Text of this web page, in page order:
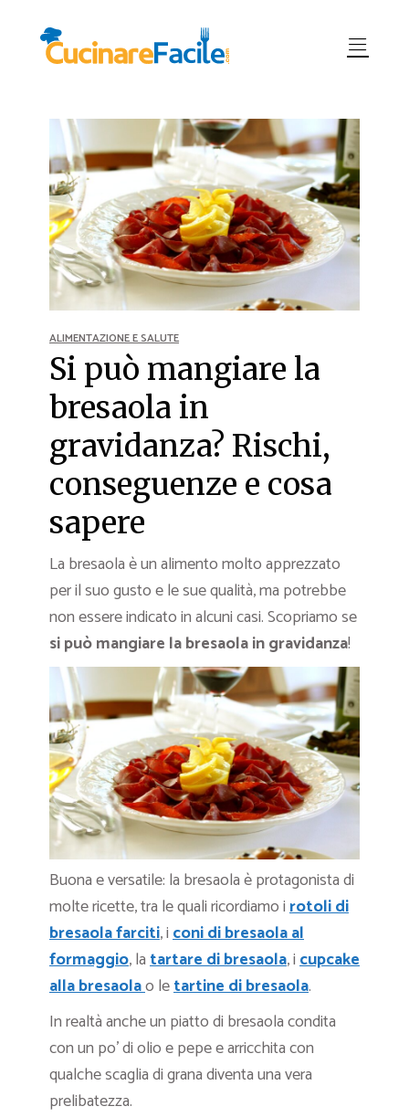
ALIMENTAZIONE E SALUTE
Si può mangiare la
bresaola in
gravidanza? Rischi,
conseguenze e cosa
sapere
La bresaola è un alimento molto apprezzato
per il suo gusto e le sue qualità, ma potrebbe
non essere indicato in alcuni casi. Scopriamo se
si può mangiare la bresaola in gravidanza!
Buona e versatile: la bresaola è protagonista di
molte ricette, tra le quali ricordiamo irotoli di
bresaola farciti, iconi di bresaola al
formaggio, latartare di bresaola, icupcake
alla bresaolao letartine di bresaola.
In realtà anche un piatto di bresaola condita
con un po’ di olio e pepe e arricchita con
qualche scaglia di grana diventa una vera
prelibatezza.